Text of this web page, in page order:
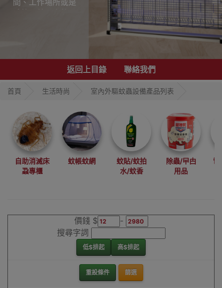
戶外露營。多款驅
室內外驅蚊蟲設備返回上目錄 聯絡我們
首頁 生活時尚 室內外驅蚊蟲設備產品列表
自助消滅床
蝨專櫃
蚊帳蚊網
蚊貼/蚊拍
水/蚊香
除蟲/曱甴
用品
電
價錢 $
-
搜尋字詞
低$排起 高$排起
重設條件 篩選